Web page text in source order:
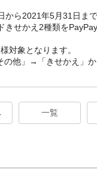
から2021年5月31日ま
きせかえ2種類を
対象となります。
の他」→「きせかえ」か
一覧